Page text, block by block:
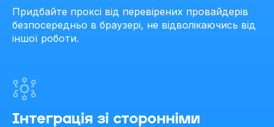
Придбайте проксі від перевірених провайдерів
безпосередньо в браузері, не відволікаючись від
іншої роботи.
Інтеграція зі сторонніми